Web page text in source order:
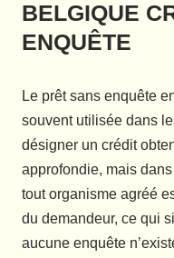
BELGIQUE
ENQUÊTE
Le prêt sans enquête
souvent utilisée dans
désigner un crédit
approfondie, mais
tout organisme agréé
du demandeur, ce qui
aucune enquête